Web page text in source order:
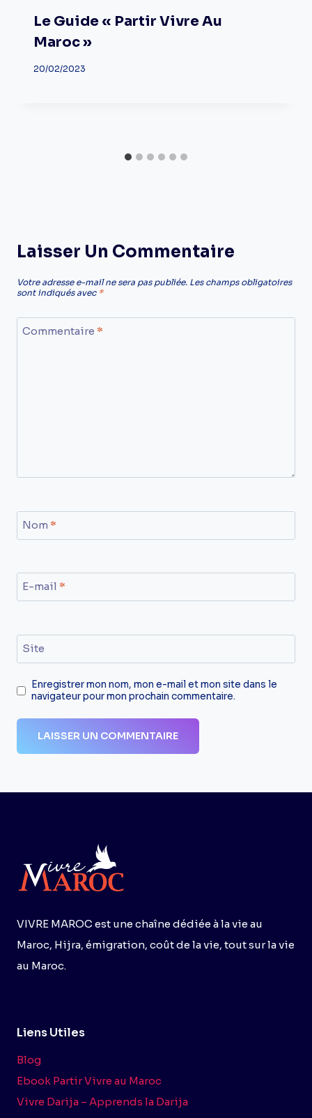
Le Guide « Partir Vivre Au
Maroc »
20/02/2023
Laisser Un Commentaire
Votre adresse e-mail ne sera pas publiée. Les champs obligatoires
sont indiqués avec *
Commentaire *
Nom *
E-mail *
Site
Enregistrer mon nom, mon e-mail et mon site dans le
navigateur pour mon prochain commentaire.
VIVRE MAROC est une chaîne dédiée à la vie au
Maroc, Hijra, émigration, coût de la vie, tout sur la vie
au Maroc.
Liens Utiles
Blog
Ebook Partir Vivre au Maroc
Vivre Darija – Apprends la Darija